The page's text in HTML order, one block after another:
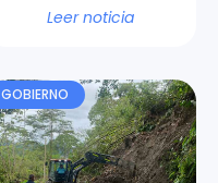
Leer noticia
GOBIERNO